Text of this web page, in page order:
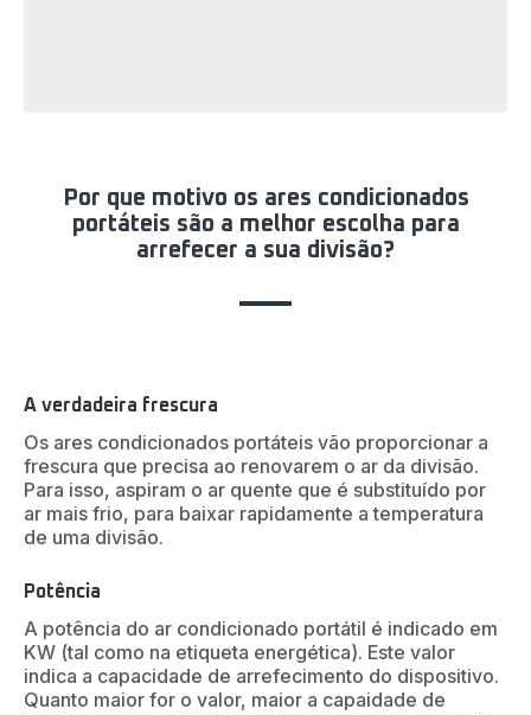
Por que motivo os ares condicionados
portáteis são a melhor escolha para
arrefecer a sua divisão?
A verdadeira frescura
Os ares condicionados portáteis vão proporcionar a
frescura que precisa ao renovarem o ar da divisão.
Para isso, aspiram o ar quente que é substituído por
ar mais frio, para baixar rapidamente a temperatura
de uma divisão.
Potência
A potência do ar condicionado portátil é indicado em
KW (tal como na etiqueta energética). Este valor
indica a capacidade de arrefecimento do dispositivo.
Quanto maior for o valor, maior a capaidade de